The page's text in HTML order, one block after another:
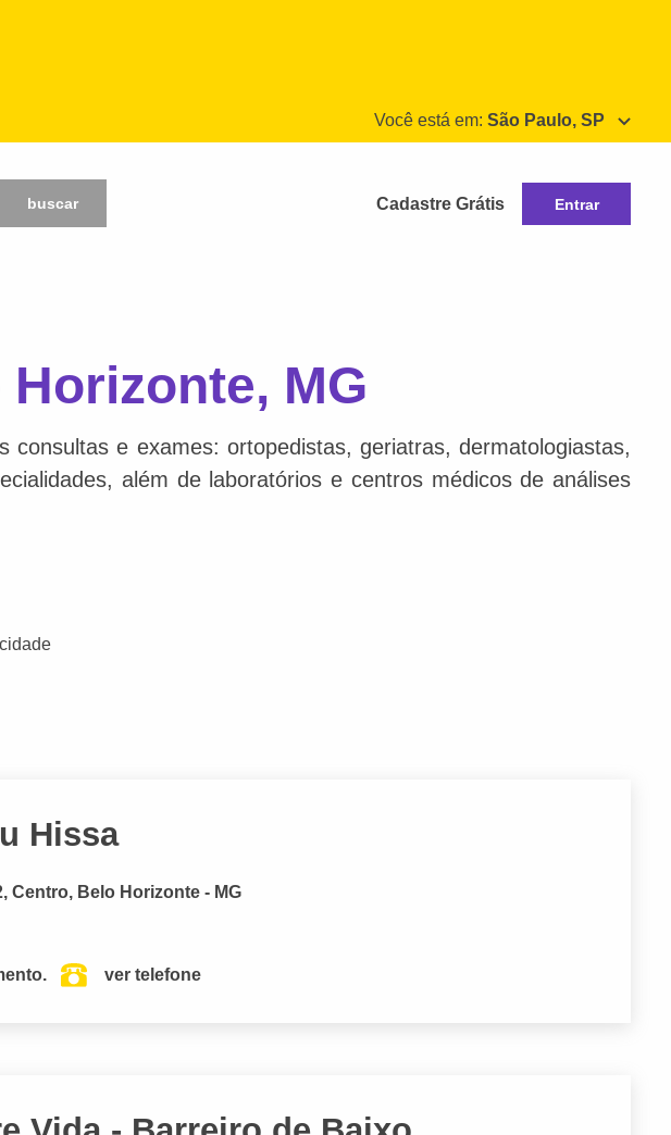
Você está em: São Paulo, SP
buscar
Cadastre Grátis Entrar
MG
e exames: ortopedistas, geriatras, dermatologiastas,
além de laboratórios e centros médicos de análises
Hissa
Centro, Belo Horizonte - MG
ver telefone